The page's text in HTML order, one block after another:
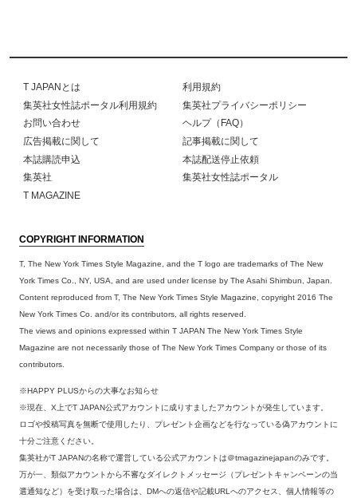
T JAPANとは
利用規約
集英社女性誌ポータル利用規約
集英社プライバシーポリシー
お問い合わせ
ヘルプ（FAQ）
広告掲載に関して
記事掲載に関して
本誌購読申込
本誌配送停止依頼
集英社
集英社女性誌ポータル
T MAGAZINE
COPYRIGHT INFORMATION
T, The New York Times Style Magazine, and the T logo are trademarks of The New
York Times Co., NY, USA, and are used under license by The Asahi Shimbun, Japan.
Content reproduced from T, The New York Times Style Magazine, copyright 2016 The
New York Times Co. and/or its contributors, all rights reserved.
The views and opinions expressed within T JAPAN The New York Times Style
Magazine are not necessarily those of The New York Times Company or those of its
contributors.
※HAPPY PLUSからの大事なお知らせ
※現在、X上でT JAPAN公式アカウントに成りすましたアカウントが発生しています。
ロゴや投稿写真を無断で使用したり、プレゼント企画などを行なっている偽アカウントに
十分ご注意ください。
集英社がT JAPANの名称で運営している公式アカウントは＠tmagazinejapanのみです。
万が一、類似アカウントから不審なダイレクトメッセージ（プレゼントキャンペーンの当
選通知など）を受け取った場合は、DMへの返信や記載URLへのアクセス、個人情報等の